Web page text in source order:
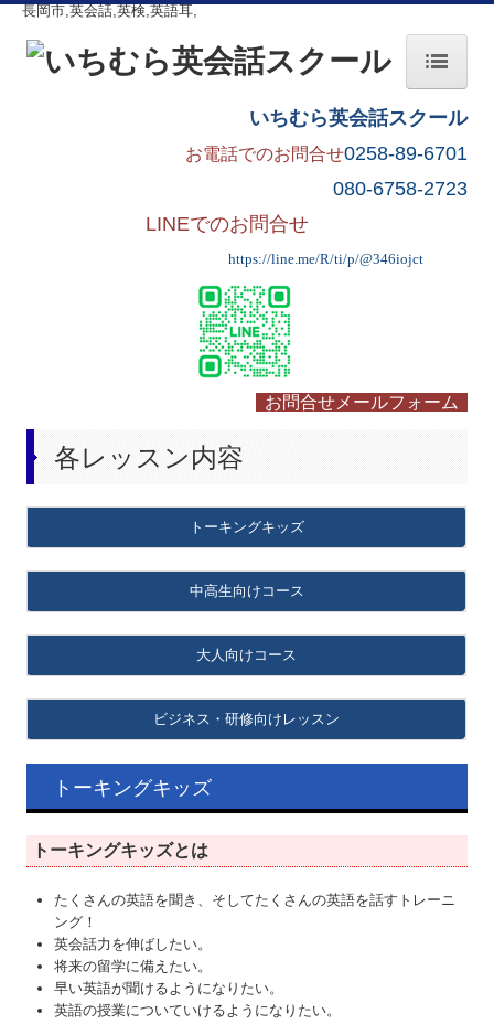
長岡市,英会話,英検,英語耳,
いちむら英会話スクール
お電話でのお問合せ0258-89-6701
080-6758-2723
LINEでのお問合せ
https://line.me/R/ti/p/@346iojct
お問合せメールフォーム
各レッスン内容
トーキングキッ ズ
中高生向けコース
大人向けコース
ビジネス・研修向けレッスン
トーキングキッズ
トーキングキッズとは
たくさんの英語を聞き、そしてたくさんの英語を話すトレーニ
ング！
英会話力を伸ばしたい。
将来の留学に備えたい。
早い英語が聞けるようになりたい。
英語の授業についていけるようになりたい。